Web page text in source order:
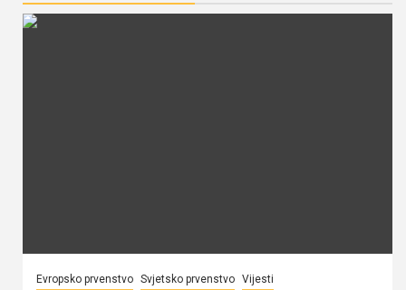
Evropsko prvenstvo Svjetsko prvenstvo Vijesti